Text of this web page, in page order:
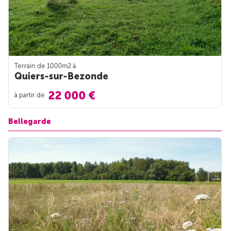
Terrain de 1000m2 à
Quiers-sur-Bezonde
à partir de 22 000 €
Bellegarde